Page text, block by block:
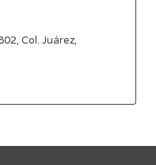
Col. Juárez,